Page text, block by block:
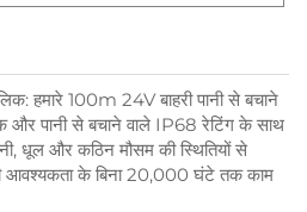
हमारे 100m 24V बाहरी पानी से बचाने
और पानी से बचाने वाले IP68 रेटिंग के साथ
धूल और कठिन मौसम की स्थितियों से
आवश्यकता के बिना 20,000 घंटे तक काम